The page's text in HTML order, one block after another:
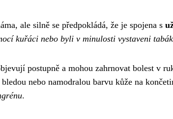
ale silně se předpokládá, že je spojena s
kuřáci nebo byli v minulosti vystaveni
postupně a mohou zahrnovat bolest v
nebo namodralou barvu kůže na
.